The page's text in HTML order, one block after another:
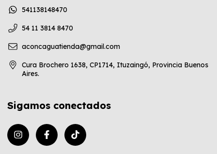
541138148470
54 11 3814 8470
aconcaguatienda@gmail.com
Cura Brochero 1638, CP1714, Ituzaingó, Provincia Buenos
Aires.
Sigamos conectados